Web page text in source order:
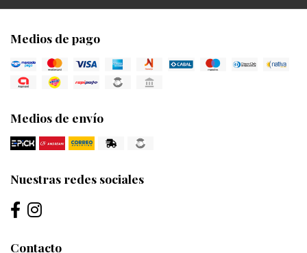
Medios de pago
Medios de envío
Nuestras redes sociales
Contacto